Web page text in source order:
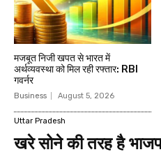
मजबूत निजी खपत से भारत में
अर्थव्यवस्था को मिल रही रफ्तार: RBI
गवर्नर
Business August 5, 2026